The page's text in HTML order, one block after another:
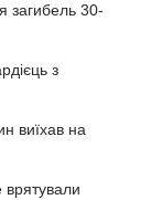
загибель 30-
з
виїхав на